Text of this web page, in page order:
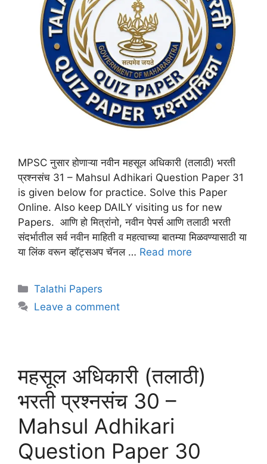
MPSC नुसार होणाऱ्या नवीन महसूल अधिकारी (तलाठी) भरती
प्रश्नसंच 31 – Mahsul Adhikari Question Paper 31
is given below for practice. Solve this Paper
Online. Also keep DAILY visiting us for new
Papers. आणि हो मित्रांनो, नवीन पेपर्स आणि तलाठी भरती
संदर्भातील सर्व नवीन माहिती व महत्वाच्या बातम्या मिळवण्यासाठी या
या लिंक वरून व्हॉट्सअप चॅनल … Read more
Talathi Papers
Leave a comment
महसूल अधिकारी (तलाठी)
भरती प्रश्नसंच 30 –
Mahsul Adhikari
Question Paper 30